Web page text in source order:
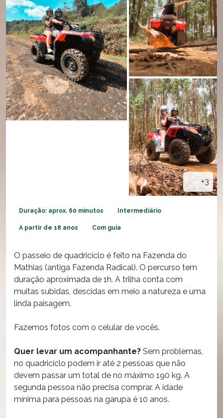
+3
Duração: aprox. 60 minutos Intermediário
A partir de 18 anos Com guia
O passeio de quadriciclo é feito na Fazenda do
Mathias (antiga Fazenda Radical). O percurso tem
duração aproximada de 1h. A trilha conta com
muitas subidas, descidas em meio a natureza e uma
linda paisagem.
Fazemos fotos com o celular de vocês.
Quer levar um acompanhante? Sem problemas,
no quadriciclo podem ir até 2 pessoas que não
devem passar um total de no máximo 190 kg. A
segunda pessoa não precisa comprar. A idade
mínima para pessoas na garupa é 10 anos.